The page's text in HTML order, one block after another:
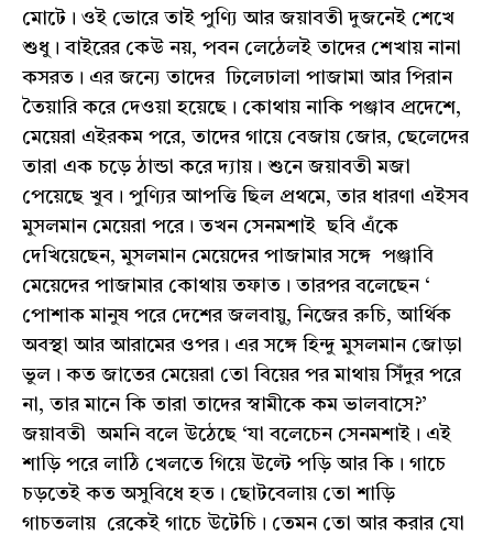
মোটে। ওই ভোরে তাই পুণ্যি আর জয়াবতী দুজনেই শেখে
শুধু। বাইরের কেউ নয়, পবন লেঠেলই তাদের শেখায় নানা
কসরত। এর জন্যে তাদের ঢিলেঢালা পাজামা আর পিরান
তৈয়ারি করে দেওয়া হয়েছে। কোথায় নাকি পঞ্জাব প্রদেশে,
মেয়েরা এইরকম পরে, তাদের গায়ে বেজায় জোর, ছেলেদের
তারা এক চড়ে ঠান্ডা করে দ্যায়। শুনে জয়াবতী মজা
পেয়েছে খুব। পুণ্যির আপত্তি ছিল প্রথমে, তার ধারণা এইসব
মুসলমান মেয়েরা পরে। তখন সেনমশাই ছবি এঁকে
দেখিয়েছেন, মুসলমান মেয়েদের পাজামার সঙ্গে পঞ্জাবি
মেয়েদের পাজামার কোথায় তফাত। তারপর বলেছেন ‘
পোশাক মানুষ পরে দেশের জলবায়ু, নিজের রুচি, আর্থিক
অবস্থা আর আরামের ওপর। এর সঙ্গে হিন্দু মুসলমান জোড়া
ভুল। কত জাতের মেয়েরা তো বিয়ের পর মাথায় সিঁদুর পরে
না, তার মানে কি তারা তাদের স্বামীকে কম ভালবাসে?’
জয়াবতী অমনি বলে উঠেছে ‘যা বলেচেন সেনমশাই। এই
শাড়ি পরে লাঠি খেলতে গিয়ে উল্টে পড়ি আর কি। গাচে
চড়তেই কত অসুবিধে হত। ছোটবেলায় তো শাড়ি
গাচতলায় রেকেই গাচে উটেচি। তেমন তো আর করার যো